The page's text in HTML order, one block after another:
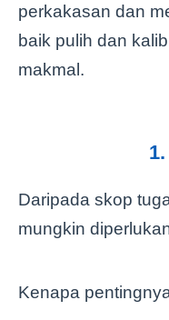
perkakasan dan
baik pulih dan
makmal.
Daripada skop
mungkin
Kenapa